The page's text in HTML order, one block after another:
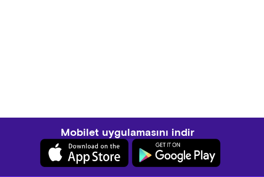
Mobilet uygulamasını indir